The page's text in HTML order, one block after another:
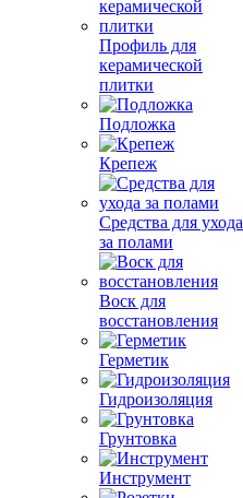
Профиль для
керамической
плитки
Подложка
Крепеж
Средства для ухода
за полами
Воск для
восстановления
Герметик
Гидроизоляция
Грунтовка
Инструмент